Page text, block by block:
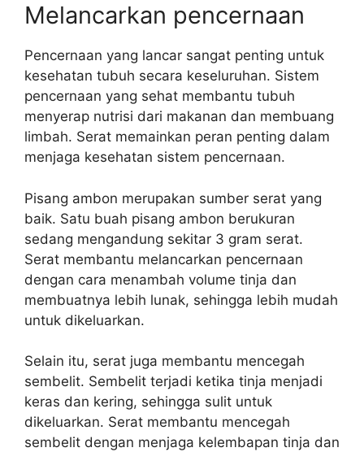
Melancarkan pencernaan
Pencernaan yang lancar sangat penting untuk
kesehatan tubuh secara keseluruhan. Sistem
pencernaan yang sehat membantu tubuh
menyerap nutrisi dari makanan dan membuang
limbah. Serat memainkan peran penting dalam
menjaga kesehatan sistem pencernaan.
Pisang ambon merupakan sumber serat yang
baik. Satu buah pisang ambon berukuran
sedang mengandung sekitar 3 gram serat.
Serat membantu melancarkan pencernaan
dengan cara menambah volume tinja dan
membuatnya lebih lunak, sehingga lebih mudah
untuk dikeluarkan.
Selain itu, serat juga membantu mencegah
sembelit. Sembelit terjadi ketika tinja menjadi
keras dan kering, sehingga sulit untuk
dikeluarkan. Serat membantu mencegah
sembelit dengan menjaga kelembapan tinja dan